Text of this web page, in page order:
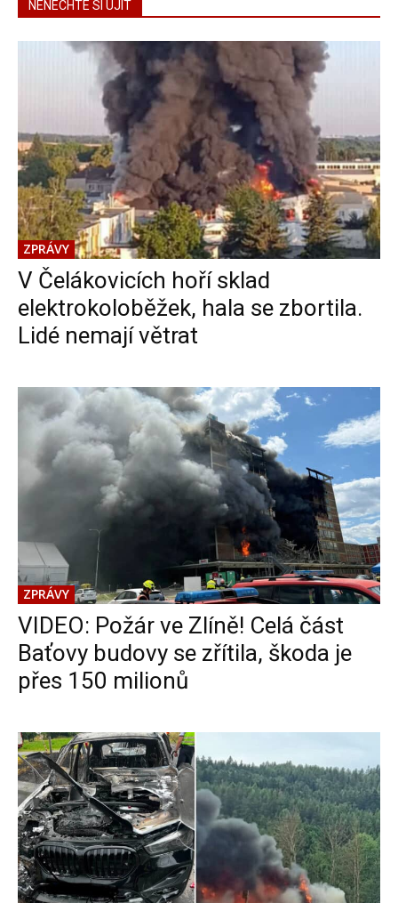
NENECHTE SI UJÍT
ZPRÁVY
V Čelákovicích hoří sklad
elektrokoloběžek, hala se zbortila.
Lidé nemají větrat
ZPRÁVY
VIDEO: Požár ve Zlíně! Celá část
Baťovy budovy se zřítila, škoda je
přes 150 milionů